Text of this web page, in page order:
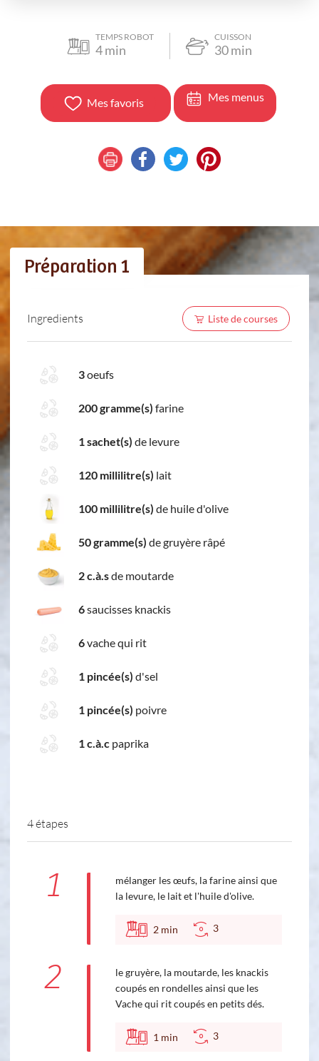
TEMPS ROBOT
4min
CUISSON
30min
Mes favoris Mes menus
Préparation 1
Ingredients Liste de courses
3oeufs
200 gramme(s) farine
1 sachet(s) de levure
120 millilitre(s) lait
100 millilitre(s) de huile d'olive
50 gramme(s) de gruyère râpé
2 c.à.sde moutarde
6saucisses knackis
6vache qui rit
1 pincée(s) d'sel
1 pincée(s) poivre
1 c.à.c paprika
4 étapes
1
mélanger les œufs, la farine ainsi que
la levure, le lait et l'huile d'olive.
2 min 3
2
le gruyère, la moutarde, les knackis
coupés en rondelles ainsi que les
Vache qui rit coupés en petits dés.
1 min 3